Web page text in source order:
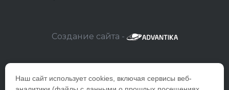
Наш сайт использует cookies, включая сервисы веб-
Создание сайта -